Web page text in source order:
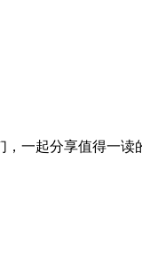
一起分享值得一读